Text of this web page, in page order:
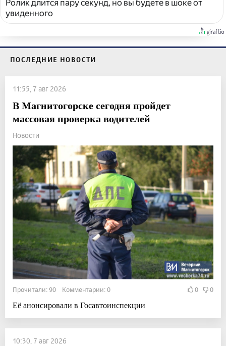
Ролик длится пару секунд, но вы будете в шоке от
увиденного
ПОСЛЕДНИЕ НОВОСТИ
11:55, 7 авг 2026
В Магнитогорске сегодня пройдет
массовая проверка водителей
Новости
Прочитали: 90 Комментарии: 0 0 0
Её анонсировали в Госавтоинспекции
10:30, 7 авг 2026